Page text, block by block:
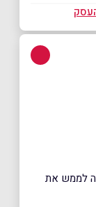
לממש את